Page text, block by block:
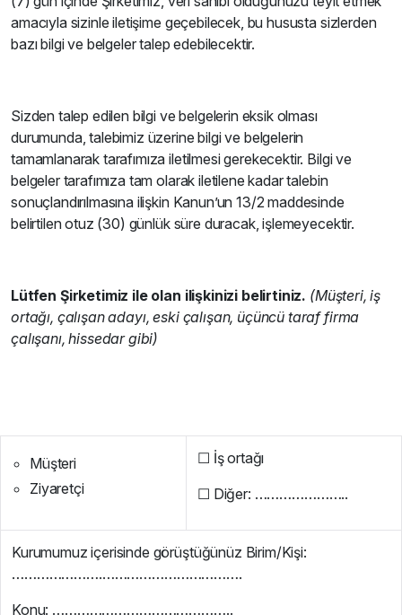
amacıyla sizinle iletişime geçebilecek, bu hususta sizlerden
bazı bilgi ve belgeler talep edebilecektir.
Sizden talep edilen bilgi ve belgelerin eksik olması
durumunda, talebimiz üzerine bilgi ve belgelerin
tamamlanarak tarafımıza iletilmesi gerekecektir. Bilgi ve
belgeler tarafımıza tam olarak iletilene kadar talebin
sonuçlandırılmasına ilişkin Kanun’un 13/2 maddesinde
belirtilen otuz (30) günlük süre duracak, işlemeyecektir.
Lütfen Şirketimiz ile olan ilişkinizi belirtiniz. (Müşteri, iş
ortağı, çalışan adayı, eski çalışan, üçüncü taraf firma
çalışanı, hissedar gibi)
Müşteri
Ziyaretçi
☐ İş ortağı
☐ Diğer: …………………..
Kurumumuz içerisinde görüştüğünüz Birim/Kişi:
………………….…………………………….
Konu: ……………………………………..